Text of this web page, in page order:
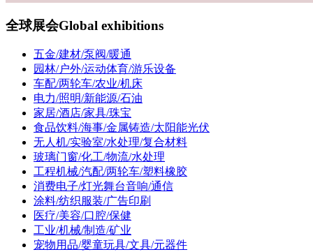
全球展会Global exhibitions
五金/建材/泵阀/暖通
园林/户外/运动体育/游乐设备
车配/两轮车/农业/机床
电力/照明/新能源/石油
家居/酒店/家具/珠宝
食品饮料/海事/金属铸造/太阳能光伏
无人机/实验室/水处理/复合材料
玻璃门窗/化工/物流/水处理
工程机械/汽配/两轮车/塑料橡胶
消费电子/灯光舞台音响/通信
涂料/纺织服装/广告印刷
医疗/美容/口腔/保健
工业/机械/制造/矿业
宠物用品/婴童玩具/文具/元器件